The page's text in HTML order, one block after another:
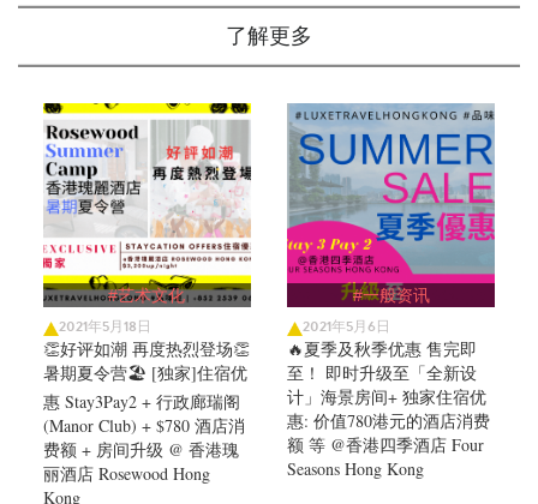
了解更多
#艺术文化
2021年5月18日
👏好评如潮 再度热烈登场👏
暑期夏令营🏖️ [独家]住宿优
惠 Stay3Pay2 + 行政廊瑞阁
(Manor Club) + $780 酒店消
费额 + 房间升级 @ 香港瑰
丽酒店 Rosewood Hong
Kong
#一般资讯
2021年5月6日
🔥夏季及秋季优惠 售完即
至！ 即时升级至「全新设
计」海景房间+ 独家住宿优
惠: 价值780港元的酒店消费
额 等 @香港四季酒店 Four
Seasons Hong Kong